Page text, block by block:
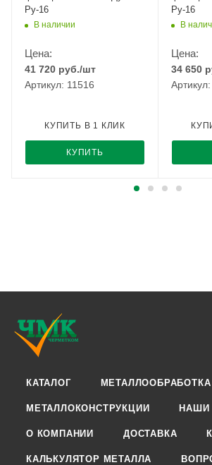
Ру-16
В наличии
Цена:
41 720 руб./шт
Артикул: 11516
КУПИТЬ
КУПИТЬ В 1 КЛИК
Ру-16
В
Цена:
34 650
КАТАЛОГ МЕТАЛЛООБРАБОТКА
МЕТАЛЛОКОНСТРУКЦИИ НАШИ
О КОМПАНИИ ДОСТАВКА
КАЛЬКУЛЯТОР МЕТАЛЛА